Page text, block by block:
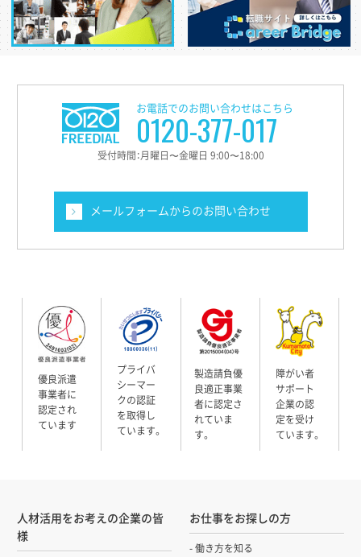
お電話でのお問い合わせはこちら
0120-377-017
受付時間：月曜日〜金曜日 9:00〜18:00
優良派遣
事業者に
認定され
ています
プライバ
シーマー
クの認証
を取得し
ています。
製造請負優
良適正事業
者に認定さ
れていま
す。
障がい者
サポート
企業の認
定を受け
ています。
人材活用をお考えの企業の皆
様
お仕事をお探しの方
働き方を知る